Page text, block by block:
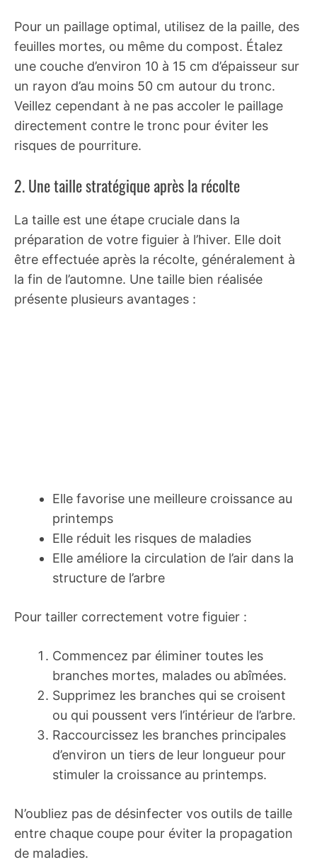
Pour un paillage optimal, utilisez de la paille, des
feuilles mortes, ou même du compost. Étalez
une couche d’environ 10 à 15 cm d’épaisseur sur
un rayon d’au moins 50 cm autour du tronc.
Veillez cependant à ne pas accoler le paillage
directement contre le tronc pour éviter les
risques de pourriture.
2. Une taille stratégique après la récolte
La taille est une étape cruciale dans la
préparation de votre figuier à l’hiver. Elle doit
être effectuée après la récolte, généralement à
la fin de l’automne. Une taille bien réalisée
présente plusieurs avantages :
Elle favorise une meilleure croissance au
printemps
Elle réduit les risques de maladies
Elle améliore la circulation de l’air dans la
structure de l’arbre
Pour tailler correctement votre figuier :
Commencez par éliminer toutes les
branches mortes, malades ou abîmées.
Supprimez les branches qui se croisent
ou qui poussent vers l’intérieur de l’arbre.
Raccourcissez les branches principales
d’environ un tiers de leur longueur pour
stimuler la croissance au printemps.
N’oubliez pas de désinfecter vos outils de taille
entre chaque coupe pour éviter la propagation
de maladies.